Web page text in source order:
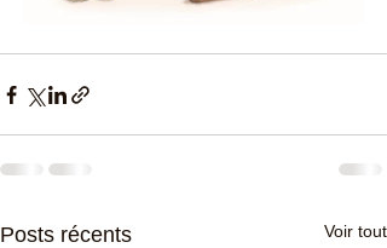
Posts récents Voir tout